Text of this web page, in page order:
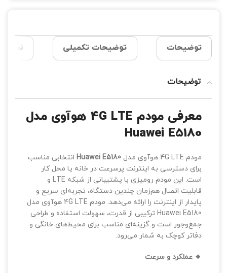
توضیحات توضیحات تکمیلی نظرات
توضیحات
معرفی مودم 4G LTE هوآوی مدل
Huawei E5180
مودم 4G LTE هوآوی مدل Huawei E5180 انتخابی مناسب
برای دسترسی به اینترنت پرسرعت در خانه یا محل کار
است. این مودم رومیزی با پشتیبانی از شبکه LTE و
قابلیت اتصال هم‌زمان چندین دستگاه، تجربه‌ای سریع و
پایدار از اینترنت را ارائه می‌دهد. مودم 4G LTE هوآوی مدل
Huawei E5180 ترکیبی از قدرت، سهولت استفاده و طراحی
جمع‌وجور است و گزینه‌ای مناسب برای محیط‌های خانگی و
دفاتر کوچک به شمار می‌رود.
🔹 عملکرد و سرعت